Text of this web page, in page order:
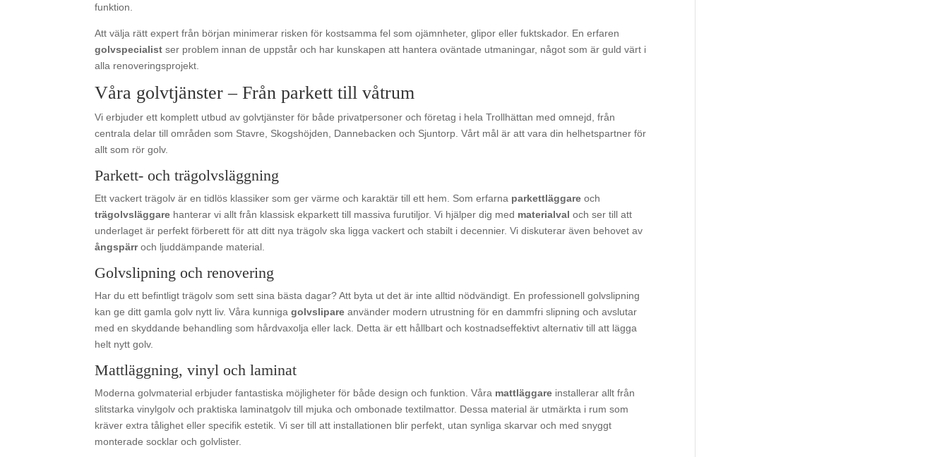
funktion.
Att välja rätt expert från början minimerar risken för kostsamma fel som ojämnheter, glipor eller fuktskador. En erfaren
golvspecialist ser problem innan de uppstår och har kunskapen att hantera oväntade utmaningar, något som är guld värt i
alla renoveringsprojekt.
Våra golvtjänster – Från parkett till våtrum
Vi erbjuder ett komplett utbud av golvtjänster för både privatpersoner och företag i hela Trollhättan med omnejd, från
centrala delar till områden som Stavre, Skogshöjden, Dannebacken och Sjuntorp. Vårt mål är att vara din helhetspartner för
allt som rör golv.
Parkett- och trägolvsläggning
Ett vackert trägolv är en tidlös klassiker som ger värme och karaktär till ett hem. Som erfarna parkettläggare och
trägolvsläggare hanterar vi allt från klassisk ekparkett till massiva furutiljor. Vi hjälper dig med materialval och ser till att
underlaget är perfekt förberett för att ditt nya trägolv ska ligga vackert och stabilt i decennier. Vi diskuterar även behovet av
ångspärroch ljuddämpande material.
Golvslipning och renovering
Har du ett befintligt trägolv som sett sina bästa dagar? Att byta ut det är inte alltid nödvändigt. En professionell golvslipning
kan ge ditt gamla golv nytt liv. Våra kunnigagolvslipare använder modern utrustning för en dammfri slipning och avslutar
med en skyddande behandling som hårdvaxolja eller lack. Detta är ett hållbart och kostnadseffektivt alternativ till att lägga
helt nytt golv.
Mattläggning, vinyl och laminat
Moderna golvmaterial erbjuder fantastiska möjligheter för både design och funktion. Våra mattläggare installerar allt från
slitstarka vinylgolv och praktiska laminatgolv till mjuka och ombonade textilmattor. Dessa material är utmärkta i rum som
kräver extra tålighet eller specifik estetik. Vi ser till att installationen blir perfekt, utan synliga skarvar och med snyggt
monterade socklar och golvlister.